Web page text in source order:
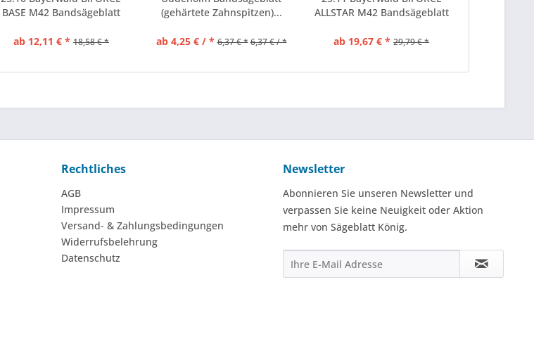
BASE M42 Bandsägeblatt
ab 12,11 € * 18,58 € *
(gehärtete Zahnspitzen)...
ab 4,25 € / * 6,37 € *6,37 € / *
ALLSTAR M42 Bandsägeblatt
ab 19,67 € * 29,79 € *
Rechtliches
AGB
Impressum
Versand- & Zahlungsbedingungen
Widerrufsbelehrung
Datenschutz
Newsletter
Abonnieren Sie unseren Newsletter und
verpassen Sie keine Neuigkeit oder Aktion
mehr von Sägeblatt König.